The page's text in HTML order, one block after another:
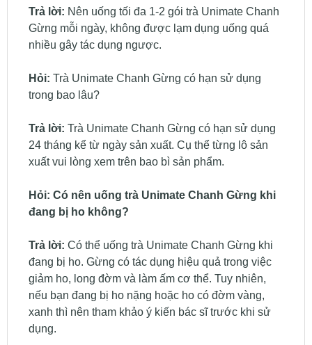
Trả lời: Nên uống tối đa 1-2 gói trà Unimate Chanh
Gừng mỗi ngày, không được lạm dụng uống quá
nhiều gây tác dụng ngược.
Hỏi: Trà Unimate Chanh Gừng có hạn sử dụng
trong bao lâu?
Trả lời: Trà Unimate Chanh Gừng có hạn sử dụng
24 tháng kể từ ngày sản xuất. Cụ thể từng lô sản
xuất vui lòng xem trên bao bì sản phẩm.
Hỏi: Có nên uống trà Unimate Chanh Gừng khi
đang bị ho không?
Trả lời: Có thể uống trà Unimate Chanh Gừng khi
đang bị ho. Gừng có tác dụng hiệu quả trong việc
giảm ho, long đờm và làm ấm cơ thể. Tuy nhiên,
nếu bạn đang bị ho nặng hoặc ho có đờm vàng,
xanh thì nên tham khảo ý kiến bác sĩ trước khi sử
dụng.